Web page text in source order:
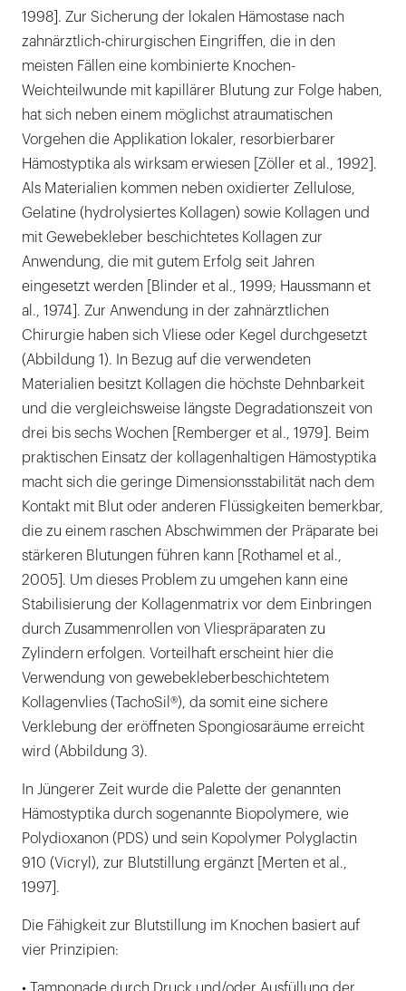
1998]. Zur Sicherung der lokalen Hämostase nach
zahnärztlich-chirurgischen Eingriffen, die in den
meisten Fällen eine kombinierte Knochen-
Weichteilwunde mit kapillärer Blutung zur Folge haben,
hat sich neben einem möglichst atraumatischen
Vorgehen die Applikation lokaler, resorbierbarer
Hämostyptika als wirksam erwiesen [Zöller et al., 1992].
Als Materialien kommen neben oxidierter Zellulose,
Gelatine (hydrolysiertes Kollagen) sowie Kollagen und
mit Gewebekleber beschichtetes Kollagen zur
Anwendung, die mit gutem Erfolg seit Jahren
eingesetzt werden [Blinder et al., 1999; Haussmann et
al., 1974]. Zur Anwendung in der zahnärztlichen
Chirurgie haben sich Vliese oder Kegel durchgesetzt
(Abbildung 1). In Bezug auf die verwendeten
Materialien besitzt Kollagen die höchste Dehnbarkeit
und die vergleichsweise längste Degradationszeit von
drei bis sechs Wochen [Remberger et al., 1979]. Beim
praktischen Einsatz der kollagenhaltigen Hämostyptika
macht sich die geringe Dimensionsstabilität nach dem
Kontakt mit Blut oder anderen Flüssigkeiten bemerkbar,
die zu einem raschen Abschwimmen der Präparate bei
stärkeren Blutungen führen kann [Rothamel et al.,
2005]. Um dieses Problem zu umgehen kann eine
Stabilisierung der Kollagenmatrix vor dem Einbringen
durch Zusammenrollen von Vliespräparaten zu
Zylindern erfolgen. Vorteilhaft erscheint hier die
Verwendung von gewebekleberbeschichtetem
Kollagenvlies (TachoSil®), da somit eine sichere
Verklebung der eröffneten Spongiosaräume erreicht
wird (Abbildung 3).
In Jüngerer Zeit wurde die Palette der genannten
Hämostyptika durch sogenannte Biopolymere, wie
Polydioxanon (PDS) und sein Kopolymer Polyglactin
910 (Vicryl), zur Blutstillung ergänzt [Merten et al.,
1997].
Die Fähigkeit zur Blutstillung im Knochen basiert auf
vier Prinzipien: